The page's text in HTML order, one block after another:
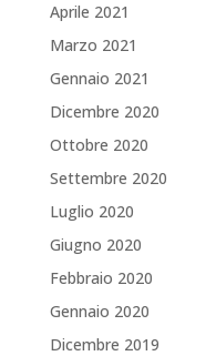
Aprile 2021
Marzo 2021
Gennaio 2021
Dicembre 2020
Ottobre 2020
Settembre 2020
Luglio 2020
Giugno 2020
Febbraio 2020
Gennaio 2020
Dicembre 2019